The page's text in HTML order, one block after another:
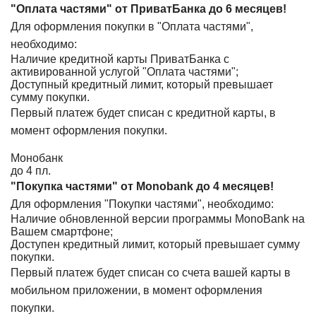
"Оплата частями" от ПриватБанка до 6 месяцев!
Для оформления покупки в "Оплата частями",
необходимо:
Наличие кредитной карты ПриватБанка с
активированной услугой "Оплата частями";
Доступный кредитный лимит, который превышает
сумму покупки.
Первый платеж будет списан с кредитной карты, в
момент оформления покупки.
Монобанк
до 4 пл.
"Покупка частями" от Monobank до 4 месяцев!
Для оформления "Покупки частями", необходимо:
Наличие обновленной версии программы MonoBank на
Вашем смартфоне;
Доступен кредитный лимит, который превышает сумму
покупки.
Первый платеж будет списан со счета вашей карты в
мобильном приложении, в момент оформления
покупки.